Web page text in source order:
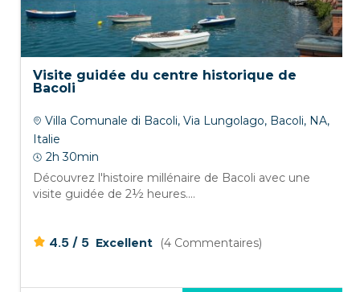
Visite guidée du centre historique de
Bacoli
Villa Comunale di Bacoli, Via Lungolago, Bacoli, NA,
Italie
2h 30min
Découvrez l'histoire millénaire de Bacoli avec une
visite guidée de 2½ heures....
4.5 / 5 Excellent (4 Commentaires)